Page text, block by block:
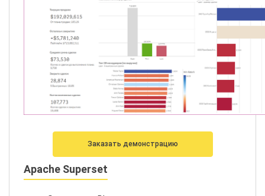
Заказать демонстрацию
Apache Superset